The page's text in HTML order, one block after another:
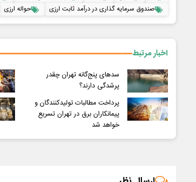
صندوق سرمایه گذاری در درآمد ثابت ارزی
حواله ارزی
اخبار مرتبط
سدهای پنج‌گانه تهران چقدر
پرشدگی دارند؟
پرداخت مطالبات تولیدکنندگان و
پیمانکاران برق در تهران تسریع
خواهد شد